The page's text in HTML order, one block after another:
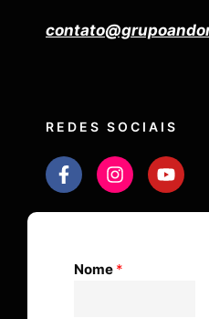
REDES SOCIAIS
Nome *